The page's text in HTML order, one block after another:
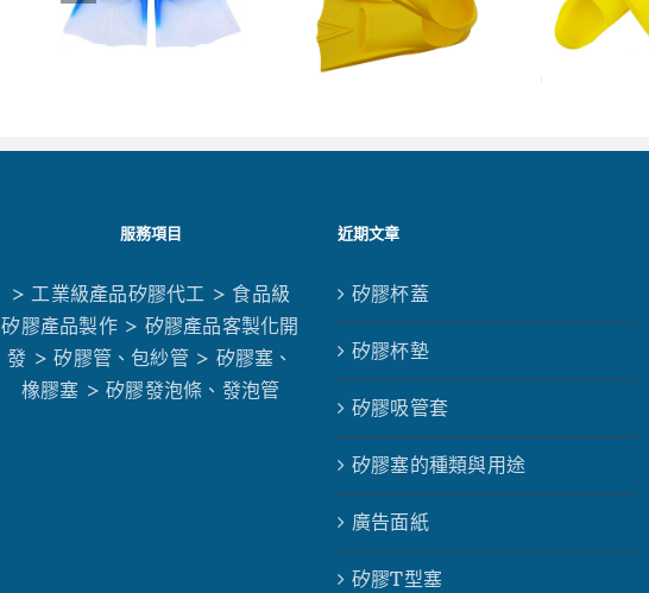
服務項目
> 工業級產品矽膠代工 > 食品級
矽膠產品製作 > 矽膠產品客製化開
發 > 矽膠管、包紗管 > 矽膠塞、
橡膠塞 > 矽膠發泡條、發泡管
近期文章
矽膠杯蓋
矽膠杯墊
矽膠吸管套
矽膠塞的種類與用途
廣告面紙
矽膠T型塞